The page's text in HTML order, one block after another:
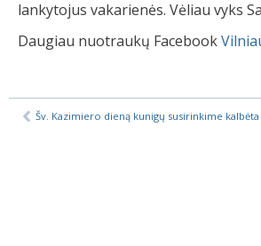
lankytojus vakarienės. Vėliau vyks
Daugiau nuotraukų Facebook
Šv. Kazimiero dieną kunigų susirinkime